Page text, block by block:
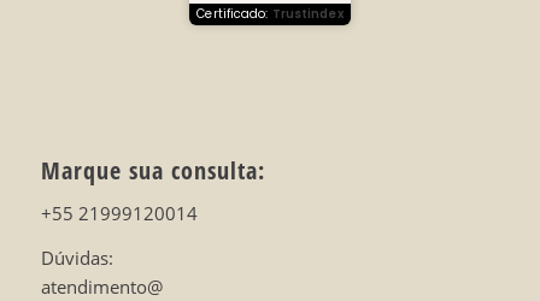
Certificado: Trustindex
Marque sua consulta:
+55 21999120014
Dúvidas:
atendimento@